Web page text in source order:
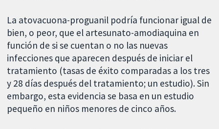
La atovacuona-proguanil podría funcionar igual de
bien, o peor, que el artesunato-amodiaquina en
función de si se cuentan o no las nuevas
infecciones que aparecen después de iniciar el
tratamiento (tasas de éxito comparadas a los tres
y 28 días después del tratamiento; un estudio). Sin
embargo, esta evidencia se basa en un estudio
pequeño en niños menores de cinco años.